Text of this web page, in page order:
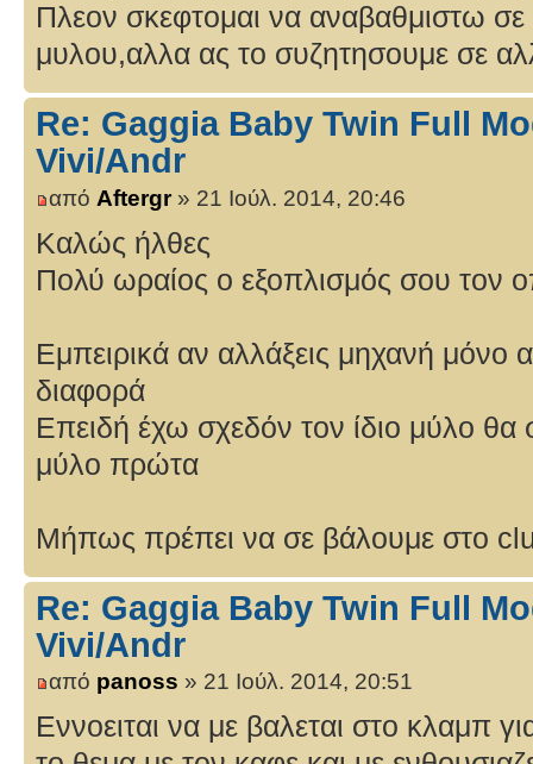
Πλεον σκεφτομαι να αναβαθμιστω σε
μυλου,αλλα ας το συζητησουμε σε
Re: Gaggia Baby Twin Full
Vivi/Andr
από Aftergr» 21 Ιούλ. 2014, 20:46
Καλώς ήλθες
Πολύ ωραίος ο εξοπλισμός σου τον
Εμπειρικά αν αλλάξεις μηχανή μόνο
διαφορά
Επειδή έχω σχεδόν τον ίδιο μύλο θα
μύλο πρώτα
Μήπως πρέπει να σε βάλουμε στο
Re: Gaggia Baby Twin Full
Vivi/Andr
από panoss » 21 Ιούλ. 2014, 20:51
Εννοειται να με βαλεται στο κλαμπ